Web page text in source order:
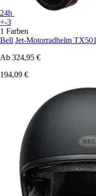
24h
+-3
1 Farben
Bell Jet-Motorradhelm TX501
Ab 324,95 €
194,09 €